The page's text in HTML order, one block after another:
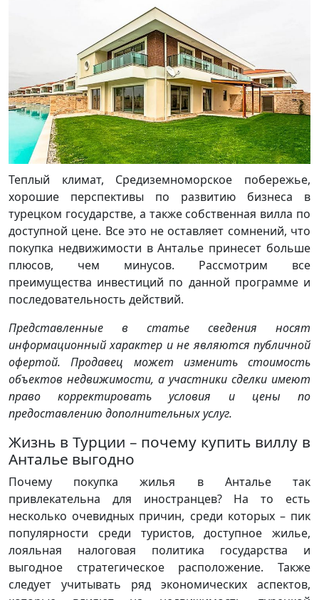
Теплый климат, Средиземноморское побережье,
хорошие перспективы по развитию бизнеса в
турецком государстве, а также собственная вилла по
доступной цене. Все это не оставляет сомнений, что
покупка недвижимости в Анталье принесет больше
плюсов, чем минусов. Рассмотрим все
преимущества инвестиций по данной программе и
последовательность действий.
Представленные в статье сведения носят
информационный характер и не являются публичной
офертой. Продавец может изменить стоимость
объектов недвижимости, а участники сделки имеют
право корректировать условия и цены по
предоставлению дополнительных услуг.
Жизнь в Турции – почему купить виллу в
Анталье выгодно
Почему покупка жилья в Анталье так
привлекательна для иностранцев? На то есть
несколько очевидных причин, среди которых – пик
популярности среди туристов, доступное жилье,
лояльная налоговая политика государства и
выгодное стратегическое расположение. Также
следует учитывать ряд экономических аспектов,